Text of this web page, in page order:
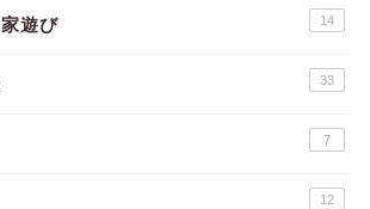
遊び 14
33
7
12